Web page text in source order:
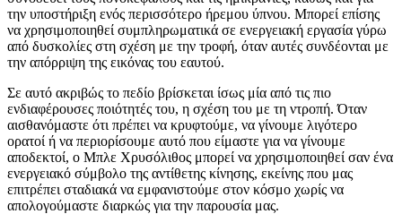
την υποστήριξη ενός περισσότερο ήρεμου ύπνου. Μπορεί επίσης
να χρησιμοποιηθεί συμπληρωματικά σε ενεργειακή εργασία γύρω
από δυσκολίες στη σχέση με την τροφή, όταν αυτές συνδέονται με
την απόρριψη της εικόνας του εαυτού.
Σε αυτό ακριβώς το πεδίο βρίσκεται ίσως μία από τις πιο
ενδιαφέρουσες ποιότητές του, η σχέση του με τη ντροπή. Όταν
αισθανόμαστε ότι πρέπει να κρυφτούμε, να γίνουμε λιγότερο
ορατοί ή να περιορίσουμε αυτό που είμαστε για να γίνουμε
αποδεκτοί, ο Μπλε Χρυσόλιθος μπορεί να χρησιμοποιηθεί σαν ένα
ενεργειακό σύμβολο της αντίθετης κίνησης, εκείνης που μας
επιτρέπει σταδιακά να εμφανιστούμε στον κόσμο χωρίς να
απολογούμαστε διαρκώς για την παρουσία μας.